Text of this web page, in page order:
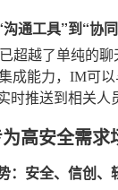
通工具”到“协
超越了单纯的
成能力，IM可
时推送到相关人
高安全需
：安全、信创、